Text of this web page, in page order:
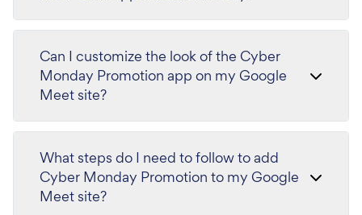
Can I customize the look of the Cyber
Monday Promotion app on my Google
Meet site?
What steps do I need to follow to add
Cyber Monday Promotion to my Google
Meet site?